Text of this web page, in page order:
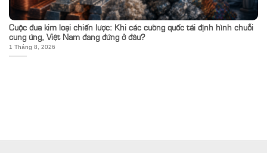
Cuộc đua kim loại chiến lược: Khi các cường quốc tái định hình chuỗi
cung ứng, Việt Nam đang đứng ở đâu?
1 Tháng 8, 2026